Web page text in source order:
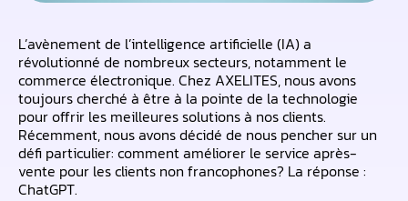
L’avènement de l’intelligence artificielle (IA) a
révolutionné de nombreux secteurs, notamment le
commerce électronique. Chez AXELITES, nous avons
toujours cherché à être à la pointe de la technologie
pour offrir les meilleures solutions à nos clients.
Récemment, nous avons décidé de nous pencher sur un
défi particulier: comment améliorer le service après-
vente pour les clients non francophones? La réponse :
ChatGPT.